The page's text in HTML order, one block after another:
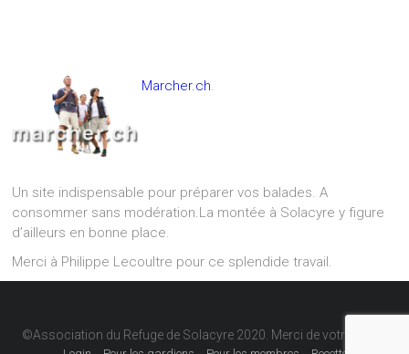
Marcher.ch.
Un site indispensable pour préparer vos balades. A
consommer sans modération.La montée à Solacyre y figure
d’ailleurs en bonne place.
Merci à Philippe Lecoultre pour ce splendide travail.
©Association du Refuge de Solacyre 2020. Merci de votre visite.